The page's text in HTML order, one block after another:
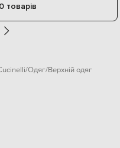
товарів
Одяг Верхній одяг